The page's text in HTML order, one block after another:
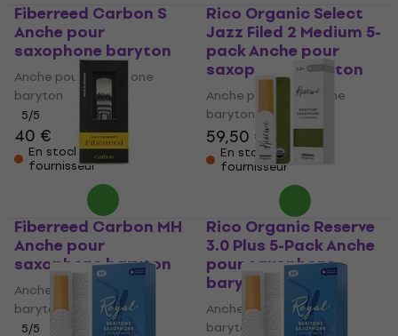
Fiberreed Carbon S
Anche pour
saxophone baryton
Anche pour saxophone
baryton
5/5
40 €
En stock chez le
fournisseur
Rico Organic Select
Jazz Filed 2 Medium 5-
pack Anche pour
saxophone baryton
Anche pour saxophone
baryton
59,50 €
En stock chez le
fournisseur
Fiberreed Carbon MH
Anche pour
saxophone baryton
Anche pour saxophone
baryton
5/5
Rico Organic Reserve
3.0 Plus 5-Pack Anche
pour saxophone
baryton
Anche pour saxophone
baryton